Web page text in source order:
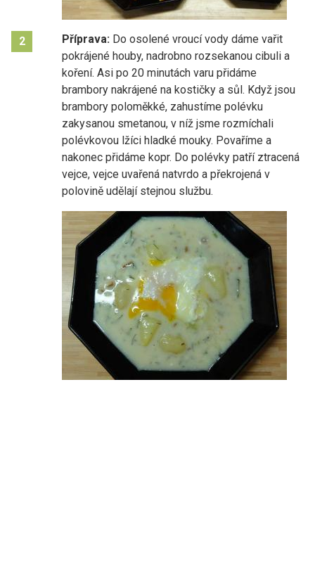
2 Příprava: Do osolené vroucí vody dáme vařit
pokrájené houby, nadrobno rozsekanou cibuli a
koření. Asi po 20 minutách varu přidáme
brambory nakrájené na kostičky a sůl. Když jsou
brambory poloměkké, zahustíme polévku
zakysanou smetanou, v níž jsme rozmíchali
polévkovou lžíci hladké mouky. Povaříme a
nakonec přidáme kopr. Do polévky patří ztracená
vejce, vejce uvařená natvrdo a překrojená v
polovině udělají stejnou službu.